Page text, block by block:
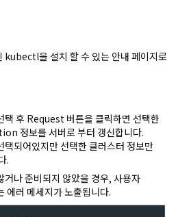
을 설치 할 수 있는 안내 페이지로
택 후 Request 버튼을 클릭하면 선택한
정보를 서버로 부터 갱신합니다.
택되어있지만 선택한 클러스터 정보만
.
거나 준비되지 않았을 경우, 사용자
에러 메세지가 노출됩니다.